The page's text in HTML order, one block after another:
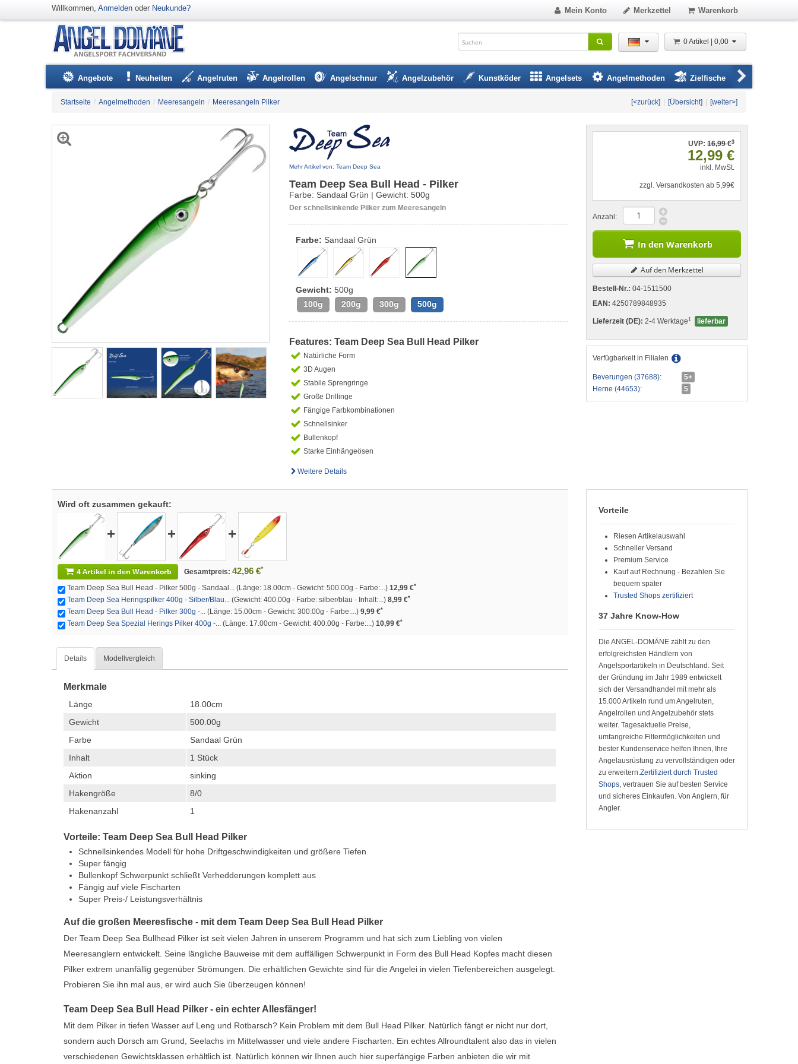
Willkommen, Anmelden oder Neukunde? Mein Konto Merkzettel Warenkorb
0 Artikel | 0,00
Angebote Neuheiten Angelruten Angelrollen Angelschnur Angelzubehör Kunstköder Angelsets Angelmethoden Zielfische
Startseite / Angelmethoden / Meeresangeln / Meeresangeln Pilker [<zurück] [Übersicht] [weiter>]
Mehr Artikel von: Team Deep Sea
Team Deep Sea Bull Head - Pilker
Farbe: Sandaal Grün | Gewicht: 500g
Der schnellsinkende Pilker zum Meeresangeln
Farbe: Sandaal Grün
Gewicht: 500g
100g 200g 300g 500g
Features: Team Deep Sea Bull Head Pilker
Natürliche Form
3D Augen
Stabile Sprengringe
Große Drillinge
Fängige Farbkombinationen
Schnellsinker
Bullenkopf
Starke Einhängeösen
Weitere Details
UVP: 16,99 €3
12,99 €
inkl. MwSt.
zzgl. Versandkosten ab 5,99€
Anzahl:
In den Warenkorb
Auf den Merkzettel
Bestell-Nr.: 04-1511500
EAN: 4250789848935
Lieferzeit (DE): 2-4 Werktage 1 lieferbar
Verfügbarkeit in Filialen
Beverungen (37688):
5+
Herne (44653):
5
Wird oft zusammen gekauft:
+ + +
4 Artikel in den Warenkorb Gesamtpreis: 42,96 €*
Team Deep Sea Bull Head - Pilker 500g - Sandaal... (Länge: 18.00cm - Gewicht: 500.00g - Farbe:...) 12,99 €*
Team Deep Sea Heringspilker 400g - Silber/Blau... (Gewicht: 400.00g - Farbe: silber/blau - Inhalt:...) 8,99 €*
Team Deep Sea Bull Head - Pilker 300g -... (Länge: 15.00cm - Gewicht: 300.00g - Farbe:...) 9,99 €*
Team Deep Sea Spezial Herings Pilker 400g -... (Länge: 17.00cm - Gewicht: 400.00g - Farbe:...) 10,99 €*
Details Modellvergleich
Merkmale
Länge
18.00cm
Gewicht
500.00g
Farbe
Sandaal Grün
Inhalt
1 Stück
Aktion
sinking
Hakengröße
8/0
Hakenanzahl
1
Vorteile: Team Deep Sea Bull Head Pilker
Schnellsinkendes Modell für hohe Driftgeschwindigkeiten und größere Tiefen
Super fängig
Bullenkopf Schwerpunkt schließt Verhedderungen komplett aus
Fängig auf viele Fischarten
Super Preis-/ Leistungsverhältnis
Auf die großen Meeresfische - mit dem Team Deep Sea Bull Head Pilker
Der Team Deep Sea Bullhead Pilker ist seit vielen Jahren in unserem Programm und hat sich zum Liebling von vielen
Meeresanglern entwickelt. Seine längliche Bauweise mit dem auffälligen Schwerpunkt in Form des Bull Head Kopfes macht diesen
Pilker extrem unanfällig gegenüber Strömungen. Die erhältlichen Gewichte sind für die Angelei in vielen Tiefenbereichen ausgelegt.
Probieren Sie ihn mal aus, er wird auch Sie überzeugen können!
Team Deep Sea Bull Head Pilker - ein echter Allesfänger!
Mit dem Pilker in tiefen Wasser auf Leng und Rotbarsch? Kein Problem mit dem Bull Head Pilker. Natürlich fängt er nicht nur dort,
sondern auch Dorsch am Grund, Seelachs im Mittelwasser und viele andere Fischarten. Ein echtes Allroundtalent also das in vielen
verschiedenen Gewichtsklassen erhältlich ist. Natürlich können wir Ihnen auch hier superfängige Farben anbieten die wir mit
Vorteile
Riesen Artikelauswahl
Schneller Versand
Premium Service
Kauf auf Rechnung - Bezahlen Sie
bequem später
Trusted Shops zertifiziert
37 Jahre Know-How
Die ANGEL-DOMÄNE zählt zu den
erfolgreichsten Händlern von
Angelsportartikeln in Deutschland. Seit
der Gründung im Jahr 1989 entwickelt
sich der Versandhandel mit mehr als
15.000 Artikeln rund um Angelruten,
Angelrollen und Angelzubehör stets
weiter. Tagesaktuelle Preise,
umfangreiche Filtermöglichkeiten und
bester Kundenservice helfen Ihnen, Ihre
Angelausrüstung zu vervollständigen oder
zu erweitern.Zertifiziert durch Trusted
Shops, vertrauen Sie auf besten Service
und sicheres Einkaufen. Von Anglern, für
Angler.